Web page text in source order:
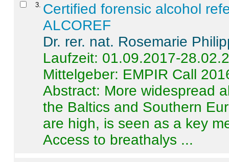
3 Certified forensic alcohol
ALCOREF
Dr. rer. nat. Rosemarie
Laufzeit: 01.09.2017-
Mittelgeber: EMPIR Call
Abstract: More widespread
the Baltics and Southern
are high, is seen as a key
Access to breathalys ...